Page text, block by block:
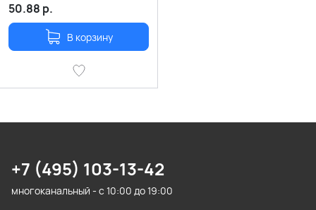
50.88 р.
В корзину
+7 (495) 103-13-42
многоканальный - с 10:00 до 19:00